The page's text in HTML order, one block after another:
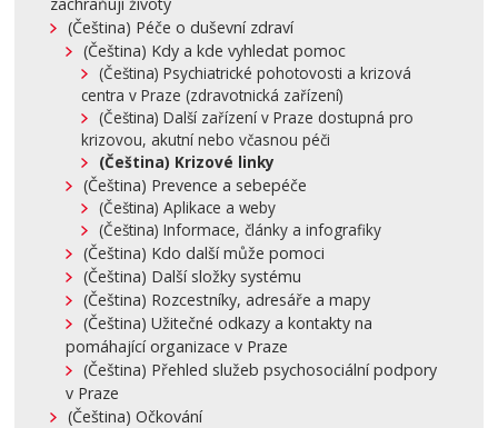
(Čeština) Péče o duševní zdraví
(Čeština) Kdy a kde vyhledat pomoc
(Čeština) Psychiatrické pohotovosti a krizová
centra v Praze (zdravotnická zařízení)
(Čeština) Další zařízení v Praze dostupná pro
krizovou, akutní nebo včasnou péči
(Čeština) Krizové linky
(Čeština) Prevence a sebepéče
(Čeština) Aplikace a weby
(Čeština) Informace, články a infografiky
(Čeština) Kdo další může pomoci
(Čeština) Další složky systému
(Čeština) Rozcestníky, adresáře a mapy
(Čeština) Užitečné odkazy a kontakty na
pomáhající organizace v Praze
(Čeština) Přehled služeb psychosociální podpory
v Praze
(Čeština) Očkování